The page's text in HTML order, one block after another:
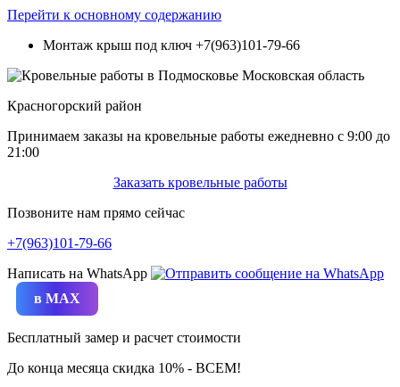
Перейти к основному содержанию
Монтаж крыш под ключ +7(963)101-79-66
Красногорский район
Принимаем заказы на кровельные работы ежедневно c 9:00 до
21:00
Заказать кровельные работы
Позвоните нам прямо сейчас
+7(963)101-79-66
Написать на WhatsApp
в MAX
Бесплатный замер и расчет стоимости
До конца месяца скидка 10% - ВСЕМ!